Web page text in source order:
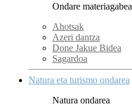
Ondare materiagabea
Ahotsak
Azeri dantza
Done Jakue Bidea
Sagardoa
Natura eta turismo ondarea
Natura ondarea